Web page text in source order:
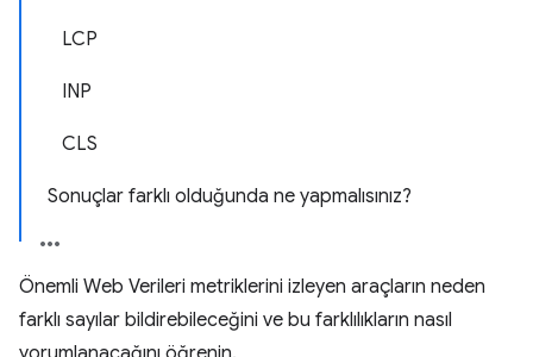
LCP
INP
CLS
Sonuçlar farklı olduğunda ne yapmalısınız?
Önemli Web Verileri metriklerini izleyen araçların neden
farklı sayılar bildirebileceğini ve bu farklılıkların nasıl